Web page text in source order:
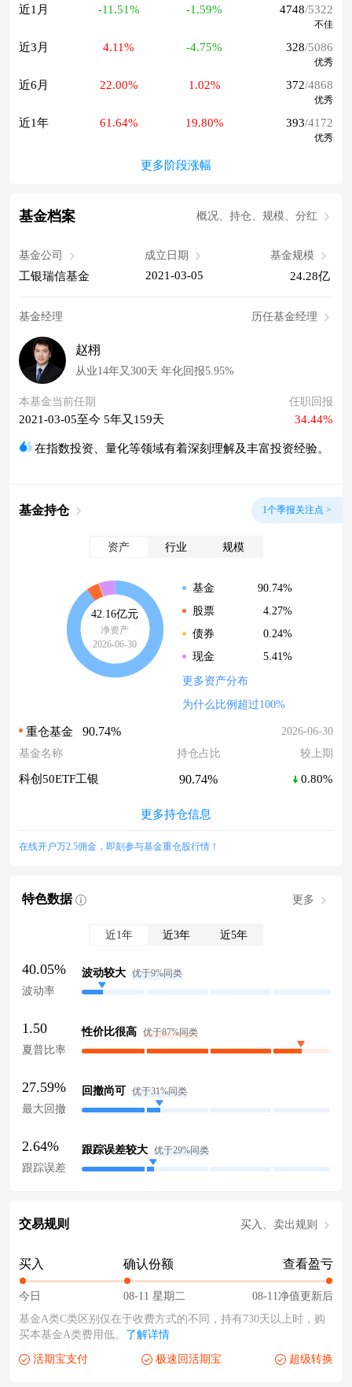
近1月 -11.51% -1.59% 4748/5322
不佳
近3月 4.11% -4.75% 328/5086
优秀
近6月 22.00% 1.02% 372/4868
优秀
近1年 61.64% 19.80% 393/4172
优秀
更多阶段涨幅
基金档案 概况、持仓、规模、分红
基金公司
工银瑞信基金
成立日期
2021-03-05
基金规模
24.28亿
基金经理 历任基金经理
赵栩
从业14年又300天 年化回报5.95%
本基金当前任期
2021-03-05至今 5年又159天
任职回报
34.44%
在指数投资、量化等领域有着深刻理解及丰富投资经验。
基金持仓 1个季报关注点 >
资产 行业 规模
42.16亿元
净资产
2026-06-30
基金
90.74%
股票
4.27%
债券
0.24%
现金
5.41%
更多资产分布
为什么比例超过100%
重仓基金 90.74%
2026-06-30
基金名称
持仓占比 较上期
科创50ETF工银 90.74% 0.80%
更多持仓信息
在线开户万2.5佣金，即刻参与基金重仓股行情！
特色数据 更多
近1年 近3年 近5年
40.05%
波动率
波动较大 优于9%同类
1.50
夏普比率
性价比很高 优于87%同类
27.59%
最大回撤
回撤尚可 优于31%同类
2.64%
跟踪误差
跟踪误差较大 优于29%同类
交易规则 买入、卖出规则
买入
今日
确认份额
08-11 星期二
查看盈亏
08-11净值更新后
基金A类C类区别仅在于收费方式的不同，持有730天以上时，购
买本基金A类费用低。 了解详情
活期宝支付 极速回活期宝 超级转换